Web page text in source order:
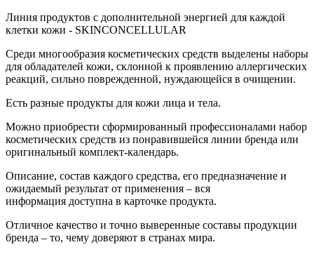
Линия продуктов с дополнительной энергией для каждой
клетки кожи - SKINCONCELLULAR
Среди многообразия косметических средств выделены наборы
для обладателей кожи, склонной к проявлению аллергических
реакций, сильно поврежденной, нуждающейся в очищении.
Есть разные продукты для кожи лица и тела.
Можно приобрести сформированный профессионалами набор
косметических средств из понравившейся линии бренда или
оригинальный комплект-календарь.
Описание, состав каждого средства, его предназначение и
ожидаемый результат от применения – вся
информация доступна в карточке продукта.
Отличное качество и точно выверенные составы продукции
бренда – то, чему доверяют в странах мира.